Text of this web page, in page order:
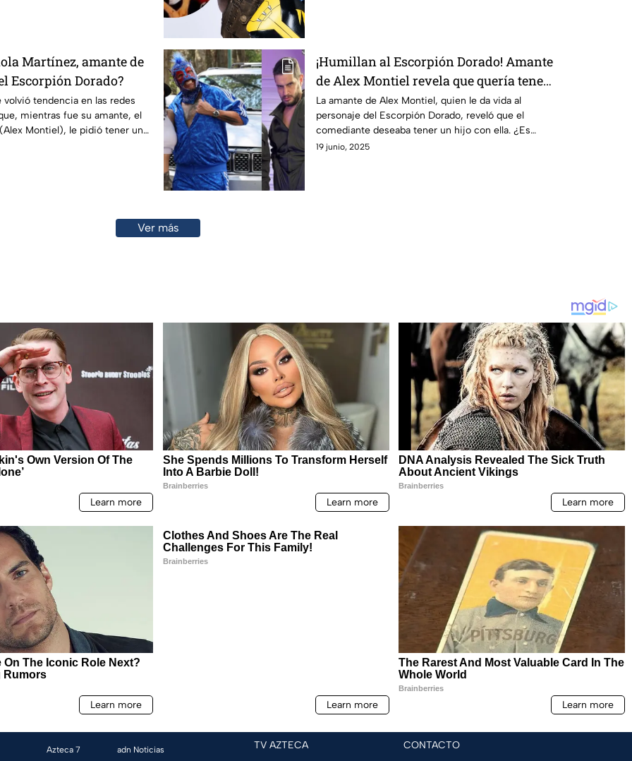
Martínez, amante de
Escorpión Dorado?
volvió tendencia en las redes
mientras fue su amante, el
Montiel), le pidió tener un
¡Humillan al Escorpión Dorado! Amante
de Alex Montiel revela que quería tener
un hijo con ella
La amante de Alex Montiel, quien le da vida al
personaje del Escorpión Dorado, reveló que el
comediante deseaba tener un hijo con ella. ¿Es
verdad?
19 junio, 2025
Ver más
Azteca 7 adn Noticias TV AZTECA CONTACTO